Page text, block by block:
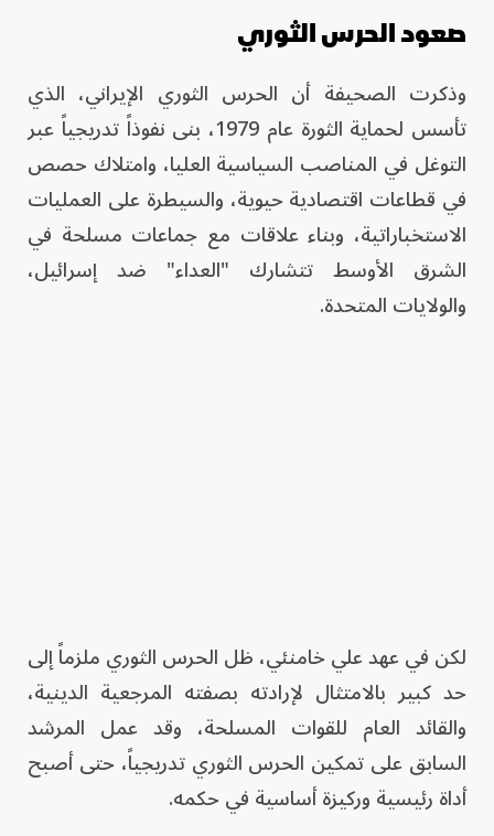
صعود الحرس الثوري
وذكرت الصحيفة أن الحرس الثوري الإيراني، الذي
تأسس لحماية الثورة عام 1979، بنى نفوذاً تدريجياً عبر
التوغل في المناصب السياسية العليا، وامتلاك حصص
في قطاعات اقتصادية حيوية، والسيطرة على العمليات
الاستخباراتية، وبناء علاقات مع جماعات مسلحة في
الشرق الأوسط تتشارك "العداء" ضد إسرائيل،
والولايات المتحدة.
لكن في عهد علي خامنئي، ظل الحرس الثوري ملزماً إلى
حد كبير بالامتثال لإرادته بصفته المرجعية الدينية،
والقائد العام للقوات المسلحة، وقد عمل المرشد
السابق على تمكين الحرس الثوري تدريجياً، حتى أصبح
أداة رئيسية وركيزة أساسية في حكمه.